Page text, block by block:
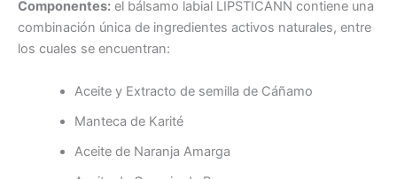
Componentes: el bálsamo labial LIPSTICANN contiene una
combinación única de ingredientes activos naturales, entre
los cuales se encuentran:
Aceite y Extracto de semilla de Cáñamo
Manteca de Karité
Aceite de Naranja Amarga